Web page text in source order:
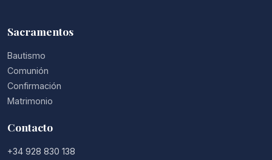
Sacramentos
Bautismo
Comunión
Confirmación
Matrimonio
Contacto
+34 928 830 138